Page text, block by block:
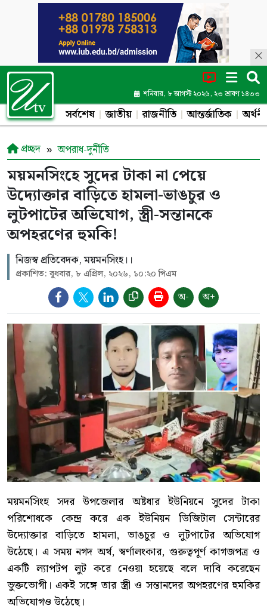
শনিবার, ৮ আগস্ট ২০২৬, ২৩ শ্রাবণ ১৪৩৩
সর্বশেষ জাতীয় রাজনীতি আন্তর্জাতিক
প্রচ্ছদ অপরাধ-দুর্নীতি
ময়মনসিংহে সুদের টাকা না পেয়ে
উদ্যোক্তার বাড়িতে হামলা-ভাঙচুর ও
লুটপাটের অভিযোগ, স্ত্রী-সন্তানকে
অপহরণের হুমকি!
নিজস্ব প্রতিবেদক, ময়মনসিংহ।।
প্রকাশিত: বুধবার, ৮ এপ্রিল, ২০২৬, ১০:২০ পিএম
অ- অ+
ময়মনসিংহ সদর উপজেলার অষ্টধার ইউনিয়নে সুদের টাকা
পরিশোধকে কেন্দ্র করে এক ইউনিয়ন ডিজিটাল সেন্টারের
উদ্যোক্তার বাড়িতে হামলা, ভাঙচুর ও লুটপাটের অভিযোগ
উঠেছে। এ সময় নগদ অর্থ, স্বর্ণালংকার, গুরুত্বপূর্ণ কাগজপত্র ও
একটি ল্যাপটপ লুট করে নেওয়া হয়েছে বলে দাবি করেছেন
ভুক্তভোগী। একই সঙ্গে তার স্ত্রী ও সন্তানদের অপহরণের হুমকির
অভিযোগও উঠেছে।